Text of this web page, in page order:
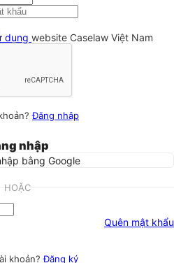
dụng website Caselaw Việt Nam
Đăng nhập
nhập
bằng Google
HOẶC
Quên mật khẩu
khoản?Đăng ký